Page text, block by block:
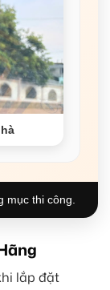
mục thi công.
lắp đặt